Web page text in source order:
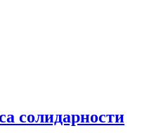
солидарности